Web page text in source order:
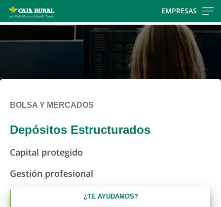
main
contentt
EMPRESAS
BOLSA Y MERCADOS
Depósitos Estructurados
Capital protegido
Gestión profesional
Solicitar más información
¿TE AYUDAMOS?